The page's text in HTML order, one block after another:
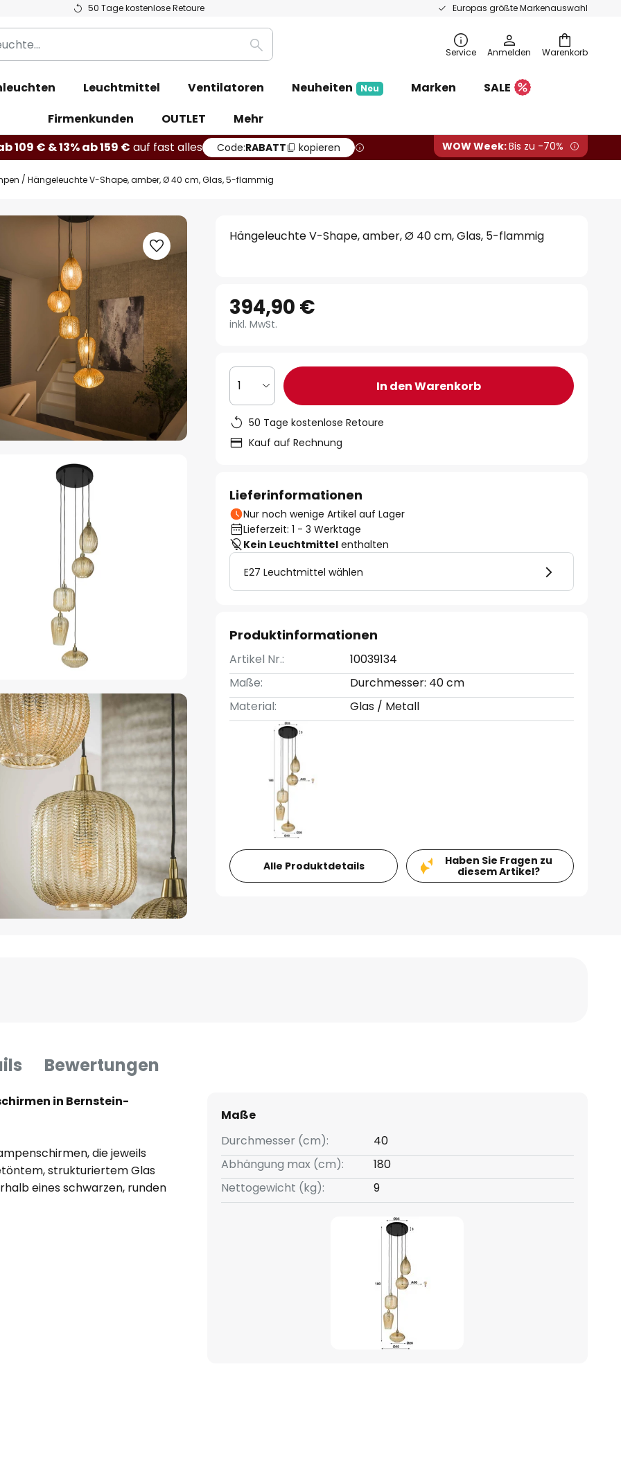
50 Tage kostenlose Retoure Europas größte Markenauswahl
Warenkorb
Suche Service Anmelden
Leuchtmittel Ventilatoren Neuheiten Neu Marken
SALE
Firmenkunden
OUTLET
Mehr
109 € & 13% ab 159 € auf fast alles Code:RABATT kopieren WOW Week:Bis zu -70%
Hängeleuchte V-Shape, amber, Ø 40 cm, Glas, 5-flammig
Hängeleuchte V-Shape, amber, Ø 40 cm, Glas, 5-flammig
394,90 €
inkl. MwSt.
1 In den Warenkorb
50 Tage kostenlose Retoure
Kauf auf Rechnung
Lieferinformationen
Nur noch wenige Artikel auf Lager
Lieferzeit: 1 - 3 Werktage
Kein Leuchtmittel enthalten
E27 Leuchtmittel wählen
Produktinformationen
Artikel Nr.:
10039134
Maße:
Durchmesser: 40 cm
Material:
Glas / Metall
Alle Produktdetails
Haben Sie Fragen zu
diesem Artikel?
Bewertungen
in Bernstein-
die jeweils
strukturiertem Glas
eines schwarzen, runden
Maße
Durchmesser (cm):
40
Abhängung max (cm):
180
Nettogewicht (kg):
9